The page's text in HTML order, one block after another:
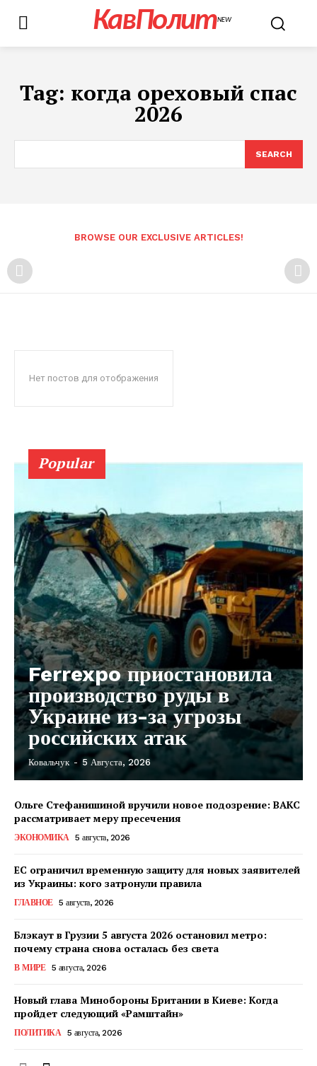
КавПолит
КавПолитNEW
Tag: когда ореховый спас
2026
SEARCH
BROWSE OUR EXCLUSIVE ARTICLES!
Нет постов для отображения
Popular
Ferrexpo приостановила
производство руды в
Украине из-за угрозы
российских атак
Ковальчук - 5 Августа, 2026
Ольге Стефанишиной вручили новое подозрение: ВАКС
рассматривает меру пресечения
ЭКОНОМИКА 5 августа, 2026
ЕС ограничил временную защиту для новых заявителей
из Украины: кого затронули правила
ГЛАВНОЕ 5 августа, 2026
Блэкаут в Грузии 5 августа 2026 остановил метро:
почему страна снова осталась без света
В МИРЕ 5 августа, 2026
Новый глава Минобороны Британии в Киеве: Когда
пройдет следующий «Рамштайн»
ПОЛИТИКА 5 августа, 2026